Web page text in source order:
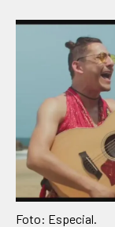
Foto: Especial.